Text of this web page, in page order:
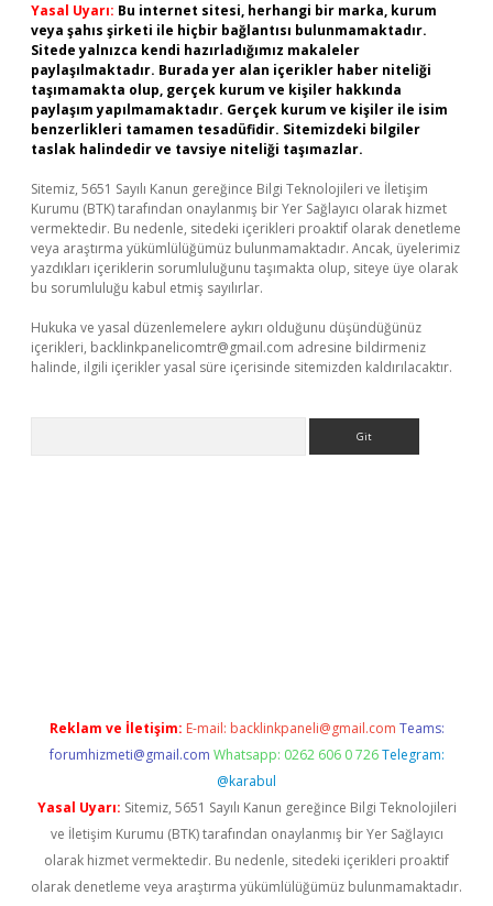
Yasal Uyarı: Bu internet sitesi, herhangi bir marka, kurum
veya şahıs şirketi ile hiçbir bağlantısı bulunmamaktadır.
Sitede yalnızca kendi hazırladığımız makaleler
paylaşılmaktadır. Burada yer alan içerikler haber niteliği
taşımamakta olup, gerçek kurum ve kişiler hakkında
paylaşım yapılmamaktadır. Gerçek kurum ve kişiler ile isim
benzerlikleri tamamen tesadüfidir. Sitemizdeki bilgiler
taslak halindedir ve tavsiye niteliği taşımazlar.
Sitemiz, 5651 Sayılı Kanun gereğince Bilgi Teknolojileri ve İletişim
Kurumu (BTK) tarafından onaylanmış bir Yer Sağlayıcı olarak hizmet
vermektedir. Bu nedenle, sitedeki içerikleri proaktif olarak denetleme
veya araştırma yükümlülüğümüz bulunmamaktadır. Ancak, üyelerimiz
yazdıkları içeriklerin sorumluluğunu taşımakta olup, siteye üye olarak
bu sorumluluğu kabul etmiş sayılırlar.
Hukuka ve yasal düzenlemelere aykırı olduğunu düşündüğünüz
içerikleri, backlinkpanelicomtr@gmail.com adresine bildirmeniz
halinde, ilgili içerikler yasal süre içerisinde sitemizden kaldırılacaktır.
Reklam ve İletişim: E-mail: backlinkpaneli@gmail.com Teams:
forumhizmeti@gmail.com Whatsapp: 0262 606 0 726 Telegram:
@karabul
Yasal Uyarı: Sitemiz, 5651 Sayılı Kanun gereğince Bilgi Teknolojileri
ve İletişim Kurumu (BTK) tarafından onaylanmış bir Yer Sağlayıcı
olarak hizmet vermektedir. Bu nedenle, sitedeki içerikleri proaktif
olarak denetleme veya araştırma yükümlülüğümüz bulunmamaktadır.